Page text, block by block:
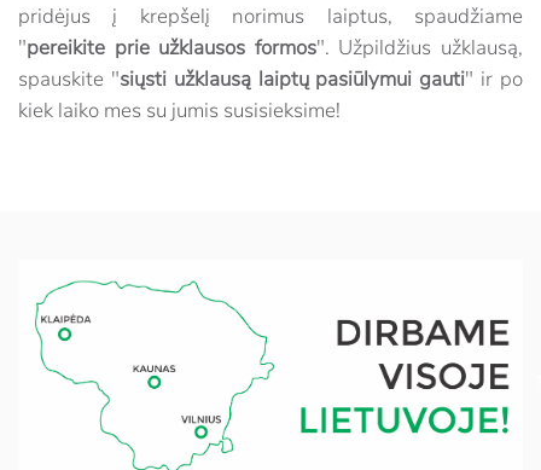
pridėjus į krepšelį norimus laiptus, spaudžiame
"pereikite prie užklausos formos". Užpildžius užklausą,
spauskite "siųsti užklausą laiptų pasiūlymui gauti" ir po
kiek laiko mes su jumis susisieksime!